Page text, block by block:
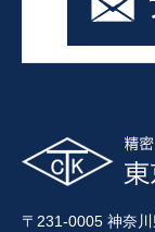
〒231-0005 神奈